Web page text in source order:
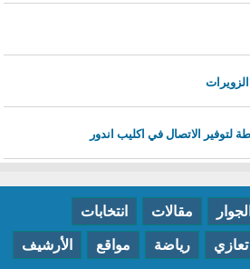
الزويرات
لتوفير الاتصال في اكليب اندور
الجوار مقالات انتخابات
تعازي رياضة مواقع الأرشيف